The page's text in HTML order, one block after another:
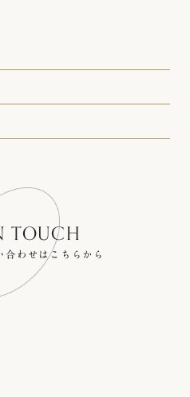
TOUCH
合わせはこちらから